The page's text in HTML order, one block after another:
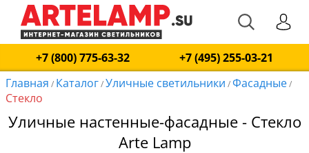
+7 (800) 775-63-32
+7 (495) 255-03-21
Главная / Каталог/Уличные светильники /Фасадные/
Стекло
Уличные настенные-фасадные - Стекло
Arte Lamp